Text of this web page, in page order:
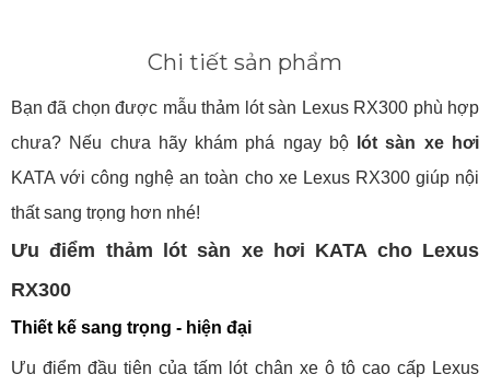
Chi tiết sản phẩm
Bạn đã chọn được mẫu thảm lót sàn Lexus RX300 phù hợp
chưa? Nếu chưa hãy khám phá ngay bộ
lót sàn xe hơi
KATA với công nghệ an toàn cho xe Lexus RX300 giúp nội
thất sang trọng hơn nhé!
Ưu điểm thảm lót sàn xe hơi KATA cho Lexus
RX300
Thiết kế sang trọng - hiện đại
Ưu điểm đầu tiên của tấm lót chân xe ô tô cao cấp Lexus